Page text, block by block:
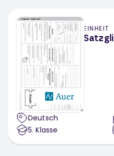
EINHEIT
Deutsch
5. Klasse